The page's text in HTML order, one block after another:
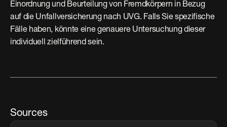
Einordnung und Beurteilung von Fremdkörpern in Bezug
auf die Unfallversicherung nach UVG. Falls Sie spezifische
Fälle haben, könnte eine genauere Untersuchung dieser
individuell zielführend sein.
Sources